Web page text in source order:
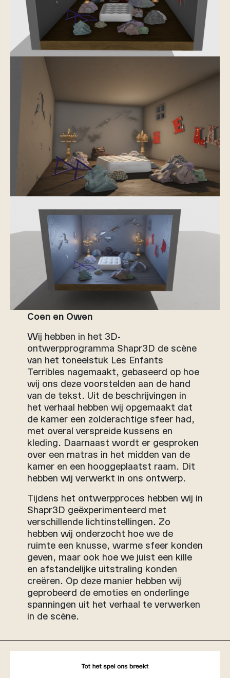
Coen en Owen
Wij hebben in het 3D-
ontwerpprogramma Shapr3D de scène
van het toneelstuk Les Enfants
Terribles nagemaakt, gebaseerd op hoe
wij ons deze voorstelden aan de hand
van de tekst. Uit de beschrijvingen in
het verhaal hebben wij opgemaakt dat
de kamer een zolderachtige sfeer had,
met overal verspreide kussens en
kleding. Daarnaast wordt er gesproken
over een matras in het midden van de
kamer en een hooggeplaatst raam. Dit
hebben wij verwerkt in ons ontwerp.
Tijdens het ontwerpproces hebben wij in
Shapr3D geëxperimenteerd met
verschillende lichtinstellingen. Zo
hebben wij onderzocht hoe we de
ruimte een knusse, warme sfeer konden
geven, maar ook hoe we juist een kille
en afstandelijke uitstraling konden
creëren. Op deze manier hebben wij
geprobeerd de emoties en onderlinge
spanningen uit het verhaal te verwerken
in de scène.